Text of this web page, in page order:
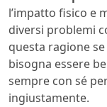
l’impatto fisico e
diversi problemi
questa ragione
bisogna essere
sempre con sé
ingiustamente.